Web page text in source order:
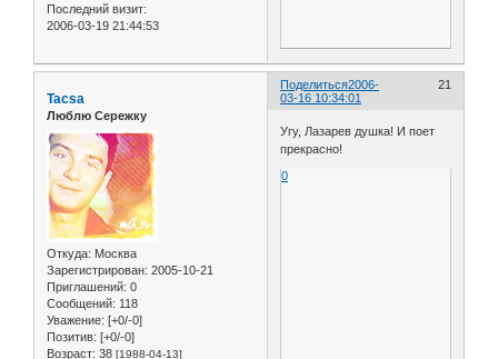
Последний визит:
2006-03-19 21:44:53
Поделиться 21
2006-
03-16 10:34:01
Tacsa
Люблю Сережку
Откуда: Москва
Зарегистрирован: 2005-10-21
Приглашений: 0
Сообщений: 118
Уважение: [+0/-0]
Позитив: [+0/-0]
Возраст: 38 [1988-04-13]
Угу, Лазарев душка! И поет
прекрасно!
0